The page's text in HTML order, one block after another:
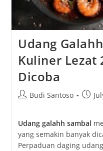
Udang
Kuliner Lezat
Dicoba
PostBudi Santoso
Post
Udang galahh sambal
yang semakin banyak
Perpaduan daging